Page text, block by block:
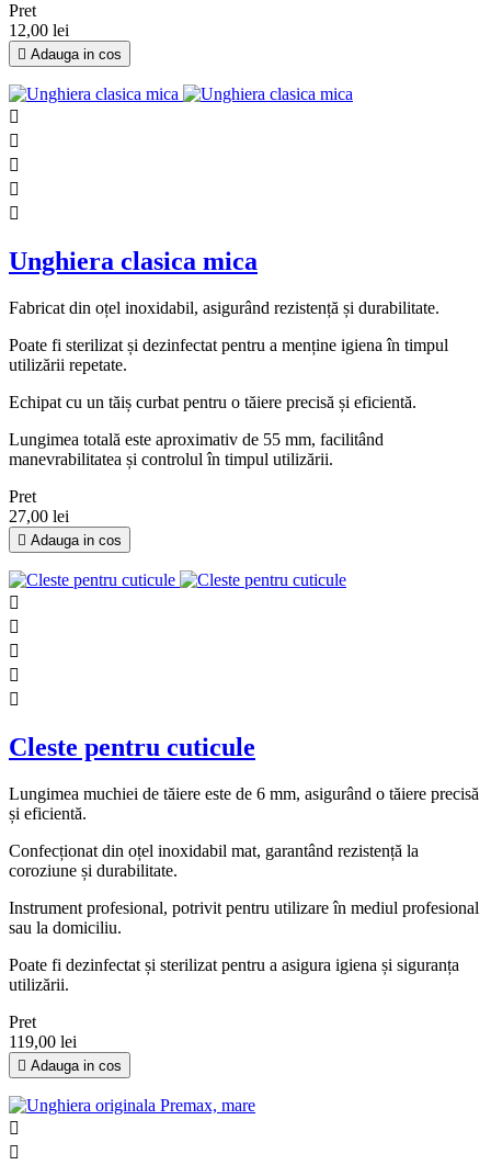
Pret
12,00 lei
 Adauga in cos





Unghiera clasica mica
Fabricat din oțel inoxidabil, asigurând rezistență și durabilitate.
Poate fi sterilizat și dezinfectat pentru a menține igiena în timpul
utilizării repetate.
Echipat cu un tăiș curbat pentru o tăiere precisă și eficientă.
Lungimea totală este aproximativ de 55 mm, facilitând
manevrabilitatea și controlul în timpul utilizării.
Pret
27,00 lei
 Adauga in cos





Cleste pentru cuticule
Lungimea muchiei de tăiere este de 6 mm, asigurând o tăiere precisă
și eficientă.
Confecționat din oțel inoxidabil mat, garantând rezistență la
coroziune și durabilitate.
Instrument profesional, potrivit pentru utilizare în mediul profesional
sau la domiciliu.
Poate fi dezinfectat și sterilizat pentru a asigura igiena și siguranța
utilizării.
Pret
119,00 lei
 Adauga in cos

